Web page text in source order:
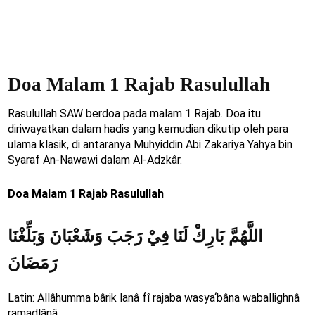
Doa Malam 1 Rajab Rasulullah
Rasulullah SAW berdoa pada malam 1 Rajab. Doa itu
diriwayatkan dalam hadis yang kemudian dikutip oleh para
ulama klasik, di antaranya Muhyiddin Abi Zakariya Yahya bin
Syaraf An-Nawawi dalam Al-Adzkâr.
Doa Malam 1 Rajab Rasulullah
اللَّهُمَّ بَارِكْ لَنَا فِيْ رَجَبَ وَشَعْبَانَ وَبَلِّغْنَا
رَمَضَانَ
Latin: Allâhumma bârik lanâ fî rajaba wasya‘bâna waballighnâ